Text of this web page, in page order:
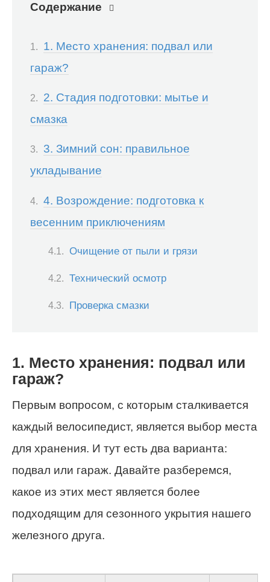
Содержание
1. Место хранения: подвал или
гараж?
2. Стадия подготовки: мытье и
смазка
3. Зимний сон: правильное
укладывание
4. Возрождение: подготовка к
весенним приключениям
Очищение от пыли и грязи
Технический осмотр
Проверка смазки
1. Место хранения: подвал или
гараж?
Первым вопросом, с которым сталкивается
каждый велосипедист, является выбор места
для хранения. И тут есть два варианта:
подвал или гараж. Давайте разберемся,
какое из этих мест является более
подходящим для сезонного укрытия нашего
железного друга.